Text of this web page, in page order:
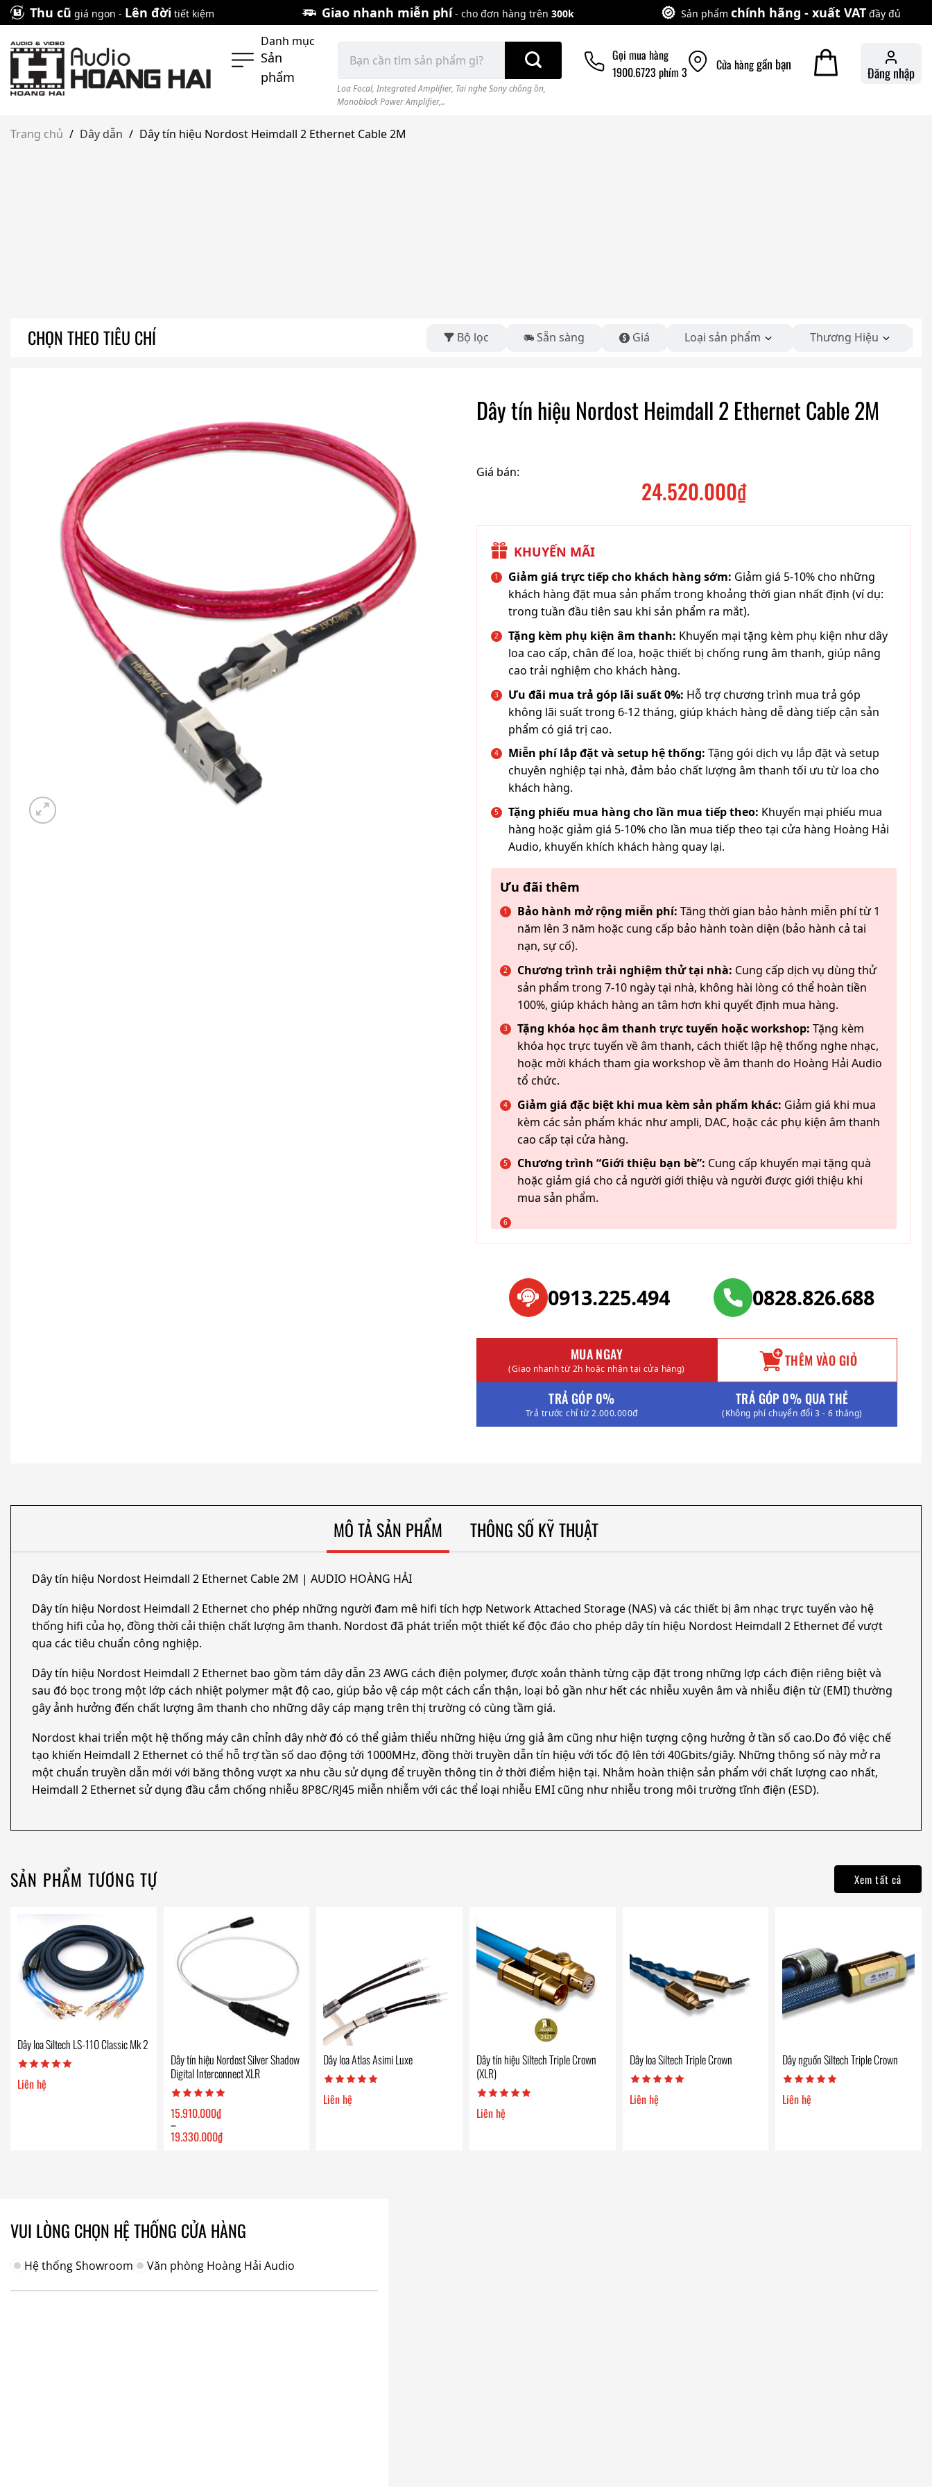
Skip
to
content
Thu cũ giá ngon - Lên đời tiết kiệm Giao nhanh miễn phí- cho đơn hàng trên 300k Sản phẩm chính hãng - xuất VAT đầy đủ
Danh mục
Sản
phẩm
kiếm:
Loa Focal, Integrated Amplifier, Tai nghe Sony chống ồn,
Monoblock Power Amplifier,..
Gọi mua hàng
1900.6723 phím 3
Cửa hànggần bạn Đăng nhập
Trang chủ / Dây dẫn / Dây tín hiệu Nordost Heimdall 2 Ethernet Cable 2M
CHỌN THEO TIÊU CHÍ Bộ lọc Sẵn sàng Giá Loại sản phẩm Thương Hiệu
Dây tín hiệu Nordost Heimdall 2 Ethernet Cable 2M
Giá bán:
24.520.000₫
KHUYẾN MÃI
Giảm giá trực tiếp cho khách hàng sớm: Giảm giá 5-10% cho những
khách hàng đặt mua sản phẩm trong khoảng thời gian nhất định (ví dụ:
trong tuần đầu tiên sau khi sản phẩm ra mắt).
Tặng kèm phụ kiện âm thanh: Khuyến mại tặng kèm phụ kiện như dây
loa cao cấp, chân đế loa, hoặc thiết bị chống rung âm thanh, giúp nâng
cao trải nghiệm cho khách hàng.
Ưu đãi mua trả góp lãi suất 0%: Hỗ trợ chương trình mua trả góp
không lãi suất trong 6-12 tháng, giúp khách hàng dễ dàng tiếp cận sản
phẩm có giá trị cao.
Miễn phí lắp đặt và setup hệ thống: Tặng gói dịch vụ lắp đặt và setup
chuyên nghiệp tại nhà, đảm bảo chất lượng âm thanh tối ưu từ loa cho
khách hàng.
Tặng phiếu mua hàng cho lần mua tiếp theo: Khuyến mại phiếu mua
hàng hoặc giảm giá 5-10% cho lần mua tiếp theo tại cửa hàng Hoàng Hải
Audio, khuyến khích khách hàng quay lại.
Ưu đãi thêm
Bảo hành mở rộng miễn phí: Tăng thời gian bảo hành miễn phí từ 1
năm lên 3 năm hoặc cung cấp bảo hành toàn diện (bảo hành cả tai
nạn, sự cố).
Chương trình trải nghiệm thử tại nhà: Cung cấp dịch vụ dùng thử
sản phẩm trong 7-10 ngày tại nhà, không hài lòng có thể hoàn tiền
100%, giúp khách hàng an tâm hơn khi quyết định mua hàng.
Tặng khóa học âm thanh trực tuyến hoặc workshop: Tặng kèm
khóa học trực tuyến về âm thanh, cách thiết lập hệ thống nghe nhạc,
hoặc mời khách tham gia workshop về âm thanh do Hoàng Hải Audio
tổ chức.
Giảm giá đặc biệt khi mua kèm sản phẩm khác: Giảm giá khi mua
kèm các sản phẩm khác như ampli, DAC, hoặc các phụ kiện âm thanh
cao cấp tại cửa hàng.
Chương trình “Giới thiệu bạn bè”: Cung cấp khuyến mại tặng quà
hoặc giảm giá cho cả người giới thiệu và người được giới thiệu khi
mua sản phẩm.
0913.225.494 0828.826.688
MUA NGAY
(Giao nhanh từ 2h hoặc nhận tại cửa hàng) THÊM VÀO GIỎ
TRẢ GÓP 0%
Trả trước chỉ từ 2.000.000đ
TRẢ GÓP 0% QUA THẺ
(Không phí chuyển đổi 3 - 6 tháng)
MÔ TẢ SẢN PHẨM THÔNG SỐ KỸ THUẬT
Dây tín hiệu Nordost Heimdall 2 Ethernet Cable 2M | AUDIO HOÀNG HẢI
Dây tín hiệu Nordost Heimdall 2 Ethernet cho phép những người đam mê hifi tích hợp Network Attached Storage (NAS) và các thiết bị âm nhạc trực tuyến vào hệ
thống hifi của họ, đồng thời cải thiện chất lượng âm thanh. Nordost đã phát triển một thiết kế độc đáo cho phép dây tín hiệu Nordost Heimdall 2 Ethernet để vượt
qua các tiêu chuẩn công nghiệp.
Dây tín hiệu Nordost Heimdall 2 Ethernet bao gồm tám dây dẫn 23 AWG cách điện polymer, được xoắn thành từng cặp đặt trong những lợp cách điện riêng biệt và
sau đó bọc trong một lớp cách nhiệt polymer mật độ cao, giúp bảo vệ cáp một cách cẩn thận, loại bỏ gần như hết các nhiễu xuyên âm và nhiễu điện từ (EMI) thường
gây ảnh hưởng đến chất lượng âm thanh cho những dây cáp mạng trên thị trường có cùng tầm giá.
Nordost khai triển một hệ thống máy cân chỉnh dây nhờ đó có thể giảm thiểu những hiệu ứng giả âm cũng như hiện tượng cộng hưởng ở tần số cao.Do đó việc chế
tạo khiến Heimdall 2 Ethernet có thể hỗ trợ tần số dao động tới 1000MHz, đồng thời truyền dẫn tín hiệu với tốc độ lên tới 40Gbits/giây. Những thông số này mở ra
một chuẩn truyền dẫn mới với băng thông vượt xa nhu cầu sử dụng để truyền thông tin ở thời điểm hiện tại. Nhằm hoàn thiện sản phẩm với chất lượng cao nhất,
Heimdall 2 Ethernet sử dụng đầu cắm chống nhiễu 8P8C/RJ45 miễn nhiễm với các thể loại nhiễu EMI cũng như nhiễu trong môi trường tĩnh điện (ESD).
SẢN PHẨM TƯƠNG TỰ Xem tất cả
Dây loa Siltech LS-110 Classic Mk 2
Liên hệ
Dây tín hiệu Nordost Silver Shadow
Digital Interconnect XLR
15.910.000₫
–
19.330.000₫
Dây loa Atlas Asimi Luxe
Liên hệ
Dây tín hiệu Siltech Triple Crown
(XLR)
Liên hệ
Dây loa Siltech Triple Crown
Liên hệ
Dây nguồn Siltech Triple Crown
Liên hệ
VUI LÒNG CHỌN HỆ THỐNG CỬA HÀNG
Hệ thống Showroom Văn phòng Hoàng Hải Audio